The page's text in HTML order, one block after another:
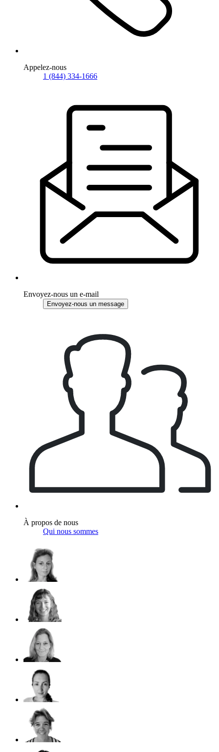
Appelez-nous
1 (844) 334-1666
Envoyez-nous un e-mail
Envoyez-nous un message
À propos de nous
Qui nous sommes